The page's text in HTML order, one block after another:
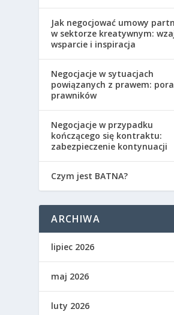
Jak negocjować umowy
w sektorze kreatywnym:
wsparcie i inspiracja
Negocjacje w sytuacjach
powiązanych z prawem:
prawników
Negocjacje w przypadku
kończącego się kontraktu:
zabezpieczenie kontynuacji
Czym jest BATNA?
ARCHIWA
lipiec 2026
maj 2026
luty 2026